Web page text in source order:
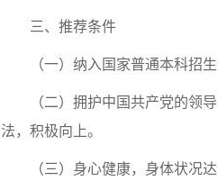
三、推荐条件
（一）纳入国家普通本科招
（二）拥护中国共产党的领
法，积极向上。
（三）身心健康，身体状况